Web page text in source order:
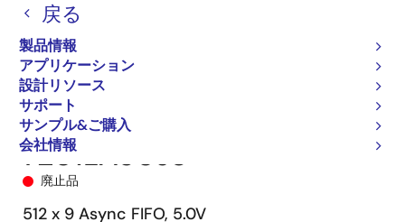
戻る
製品情報
アプリケーション
設計リソース
サポート
サンプル&ご購入
会社情報
く
ず
7201LA50J8
廃止品
512 x 9 Async FIFO, 5.0V